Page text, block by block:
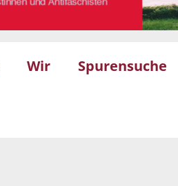
Wir Spurensuche